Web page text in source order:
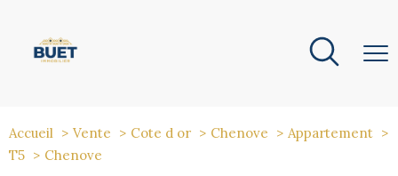
Accueil Vente Cote d or Chenove
Appartement
T5
Chenove